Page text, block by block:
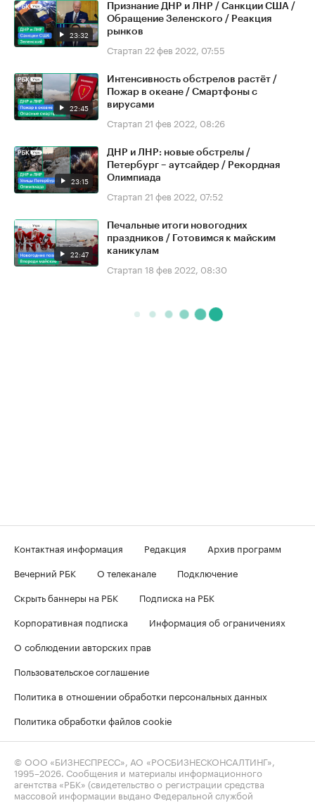
23:32
Признание ДНР и ЛНР / Санкции США /
Обращение Зеленского / Реакция
рынков
Стартап 22 фев 2022, 07:55
22:45
Интенсивность обстрелов растёт /
Пожар в океане / Смартфоны с
вирусами
Стартап 21 фев 2022, 08:26
23:15
ДНР и ЛНР: новые обстрелы /
Петербург – аутсайдер / Рекордная
Олимпиада
Стартап 21 фев 2022, 07:52
22:47
Печальные итоги новогодних
праздников / Готовимся к майским
каникулам
Стартап 18 фев 2022, 08:30
Контактная информация Редакция
Архив программ
Вечерний РБК
О телеканале
Подключение
Скрыть баннеры на РБК
Подписка на РБК
Корпоративная подписка
Информация об ограничениях
О соблюдении авторских прав
Пользовательское соглашение
Политика в отношении обработки персональных данных
Политика обработки файлов cookie
© ООО «БИЗНЕСПРЕСС», АО «РОСБИЗНЕСКОНСАЛТИНГ»,
1995–2026 . Сообщения и материалы информационного
агентства «РБК» (свидетельство о регистрации средства
массовой информации выдано Федеральной службой